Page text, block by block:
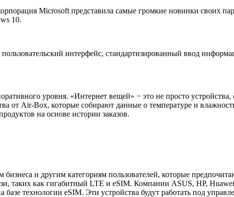
Microsoft представила самые громкие новинки своих
10.
интерфейс, стандартизированный ввод
уровня. «Интернет вещей» − это не просто
от Air-Box, которые собирают данные о температуре и
на основе истории заказов.
и другим категориям пользователей, которые
таких как гигабитный LTE и eSIM. Компании ASUS, HP,
технологии eSIM. Эти устройства будут работать под